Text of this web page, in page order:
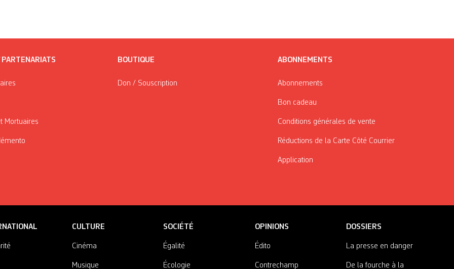
Mortuaires
BOUTIQUE
Don / Souscription
ABONNEMENTS
Abonnements
Bon cadeau
Conditions générales de vente
Réductions de la Carte Côté Courrier
Application
CULTURE
Cinéma
Musique
SOCIÉTÉ
Égalité
Écologie
OPINIONS
Édito
Contrechamp
DOSSIERS
La presse en danger
De la fourche à la